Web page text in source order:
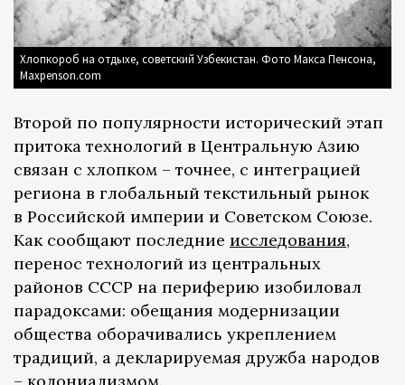
Хлопкороб на отдыхе, советский Узбекистан. Фото Макса Пенсона,
Maxpenson.com
Второй по популярности исторический этап
притока технологий в Центральную Азию
связан с хлопком – точнее, с интеграцией
региона в глобальный текстильный рынок
в Российской империи и Советском Союзе.
Как сообщают последние исследования,
перенос технологий из центральных
районов СССР на периферию изобиловал
парадоксами: обещания модернизации
общества оборачивались укреплением
традиций, а декларируемая дружба народов